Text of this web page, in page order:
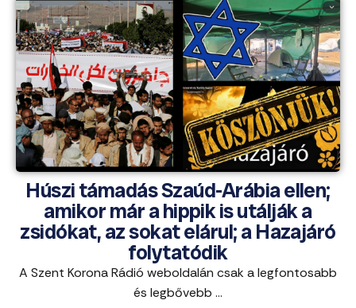
Húszi támadás Szaúd-Arábia ellen;
amikor már a hippik is utálják a
zsidókat, az sokat elárul; a Hazajáró
folytatódik
A Szent Korona Rádió weboldalán csak a legfontosabb
és legbővebb ...